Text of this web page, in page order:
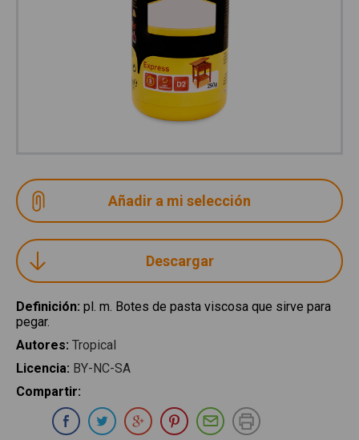
Descargar
Definición: pl. m. Botes de pasta viscosa que sirve para
pegar.
Autores: Tropical
Licencia: BY-NC-SA
Compartir:
Compartir en Whatsapp
Compartir en Facebook
Compartir en Twitter
Compartir en Google Plus
Compartir en Pinterest
Compartir por E-